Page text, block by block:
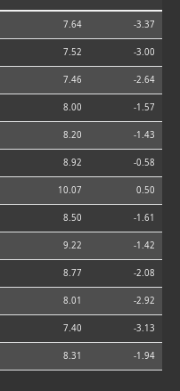
7.64 -3.37
7.52 -3.00
7.46 -2.64
8.00 -1.57
8.20 -1.43
8.92 -0.58
10.07 0.50
8.50 -1.61
9.22 -1.42
8.77 -2.08
8.01 -2.92
7.40 -3.13
8.31 -1.94